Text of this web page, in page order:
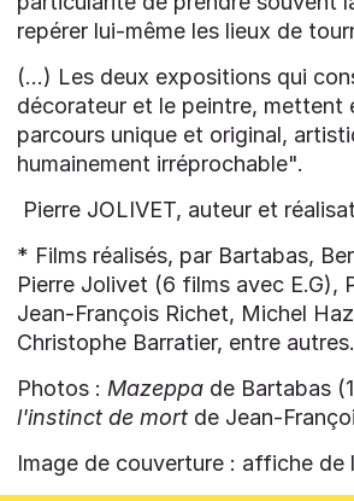
repérer lui-même les lieux de
(...) Les deux expositions qui
décorateur et le peintre, mettent
parcours unique et original,
humainement irréprochable".
Pierre JOLIVET, auteur et
* Films réalisés, par Bartabas,
Pierre Jolivet (6 films avec E.G),
Jean-François Richet, Michel
Christophe Barratier, entre autres.
Photos : Mazeppa de Bartabas
l'instinct de mort de Jean-
Image de couverture : affiche de